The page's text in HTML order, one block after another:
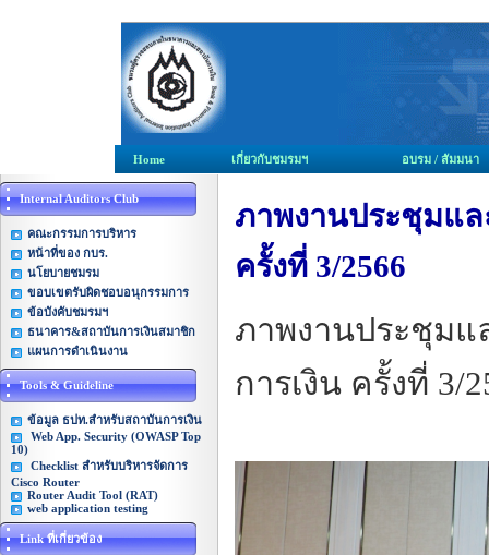
Home เกี่ยวกับชมรมฯ อบรม / สัมมนา
Internal Auditors Club
คณะกรรมการบริหาร
หน้าที่ของ กบร.
นโยบายชมรม
ขอบเขตรับผิดชอบอนุกรรมการ
ข้อบังคับชมรมฯ
ธนาคาร&สถาบันการเงินสมาชิก
แผนการดำเนินงาน
Tools & Guideline
ข้อมูล ธปท.สำหรับสถาบันการเงิน
Web App. Security (OWASP Top
10)
Checklist สำหรับบริหารจัดการ
Cisco Router
Router Audit Tool (RAT)
web application testing
Link ที่เกี่ยวข้อง
ภาพงานประชุมแ
ครั้งที่ 3/2566
ภาพงานประชุม
การเงิน ครั้งที่ 3/